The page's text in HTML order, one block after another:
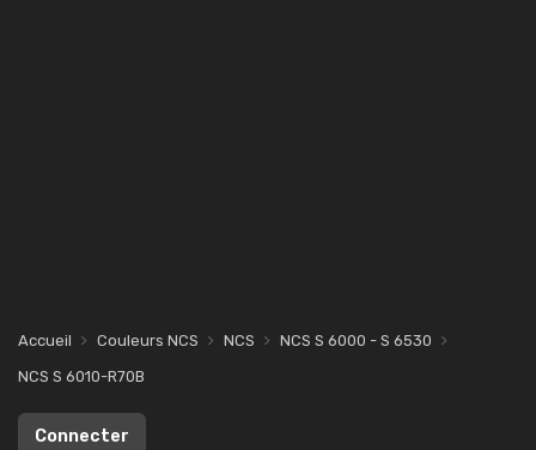
Accueil Couleurs NCS NCS
NCS S 6000 - S 6530
NCS S 6010-R70B
Connecter